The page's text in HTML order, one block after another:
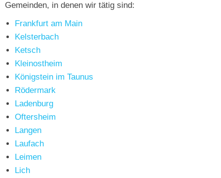
Gemeinden, in denen wir tätig sind:
Frankfurt am Main
Kelsterbach
Ketsch
Kleinostheim
Königstein im Taunus
Rödermark
Ladenburg
Oftersheim
Langen
Laufach
Leimen
Lich